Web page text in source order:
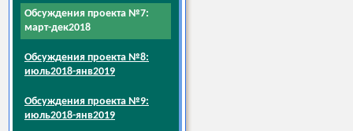
Обсуждения проекта №7:
март-дек2018
Обсуждения проекта №8:
июль2018-янв2019
Обсуждения проекта №9:
июль2018-янв2019